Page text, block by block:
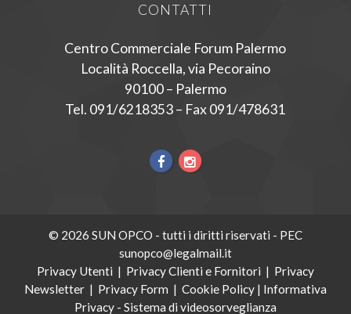
CONTATTI
Centro Commerciale Forum Palermo
Località Roccella, via Pecoraino
90100 – Palermo
Tel. 091/6218353 – Fax 091/478631
© 2026 SUN OPCO - tutti i diritti riservati - PEC
sunopco@legalmail.it
Privacy Utenti| Privacy Clienti e Fornitori| Privacy
Newsletter| Privacy Form | Cookie Policy| Informativa
Privacy - Sistema di videosorveglianza